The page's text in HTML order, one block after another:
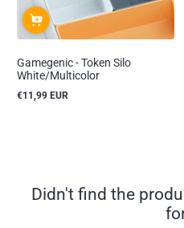
Gamegenic - Token Silo
White/Multicolor
Reguliere
€11,99 EUR
Didn't find the